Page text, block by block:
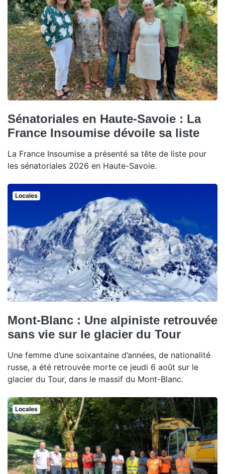
Sénatoriales en Haute-Savoie : La
France Insoumise dévoile sa liste
La France Insoumise a présenté sa tête de liste pour
les sénatoriales 2026 en Haute-Savoie.
Locales
Mont-Blanc : Une alpiniste retrouvée
sans vie sur le glacier du Tour
Une femme d’une soixantaine d’années, de nationalité
russe, a été retrouvée morte ce jeudi 6 août sur le
glacier du Tour, dans le massif du Mont-Blanc.
Locales